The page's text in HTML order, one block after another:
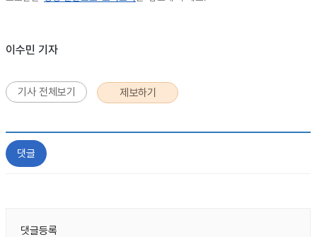
이수민 기자
기사 전체보기 제보하기
댓글
댓글등록